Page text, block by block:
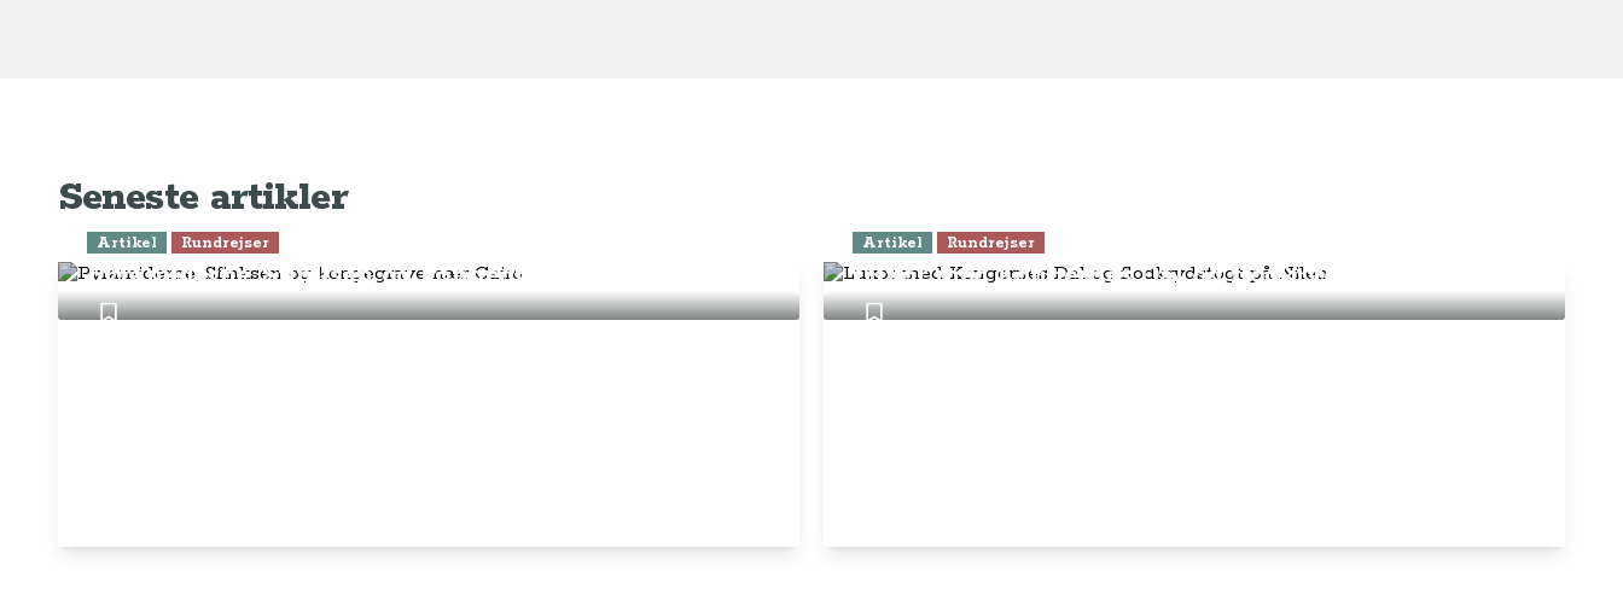
Seneste artikler
Artikel Rundrejser
Pyramiderne, Sfinksen og kongegrave nær Cairo
Artikel Rundrejser
Luxor med Kongernes Dal og flodkrydstogt på Nilen